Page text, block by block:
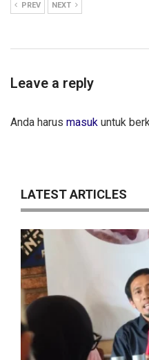
PREV NEXT
Leave a reply
Anda harus masuk untuk
LATEST ARTICLES